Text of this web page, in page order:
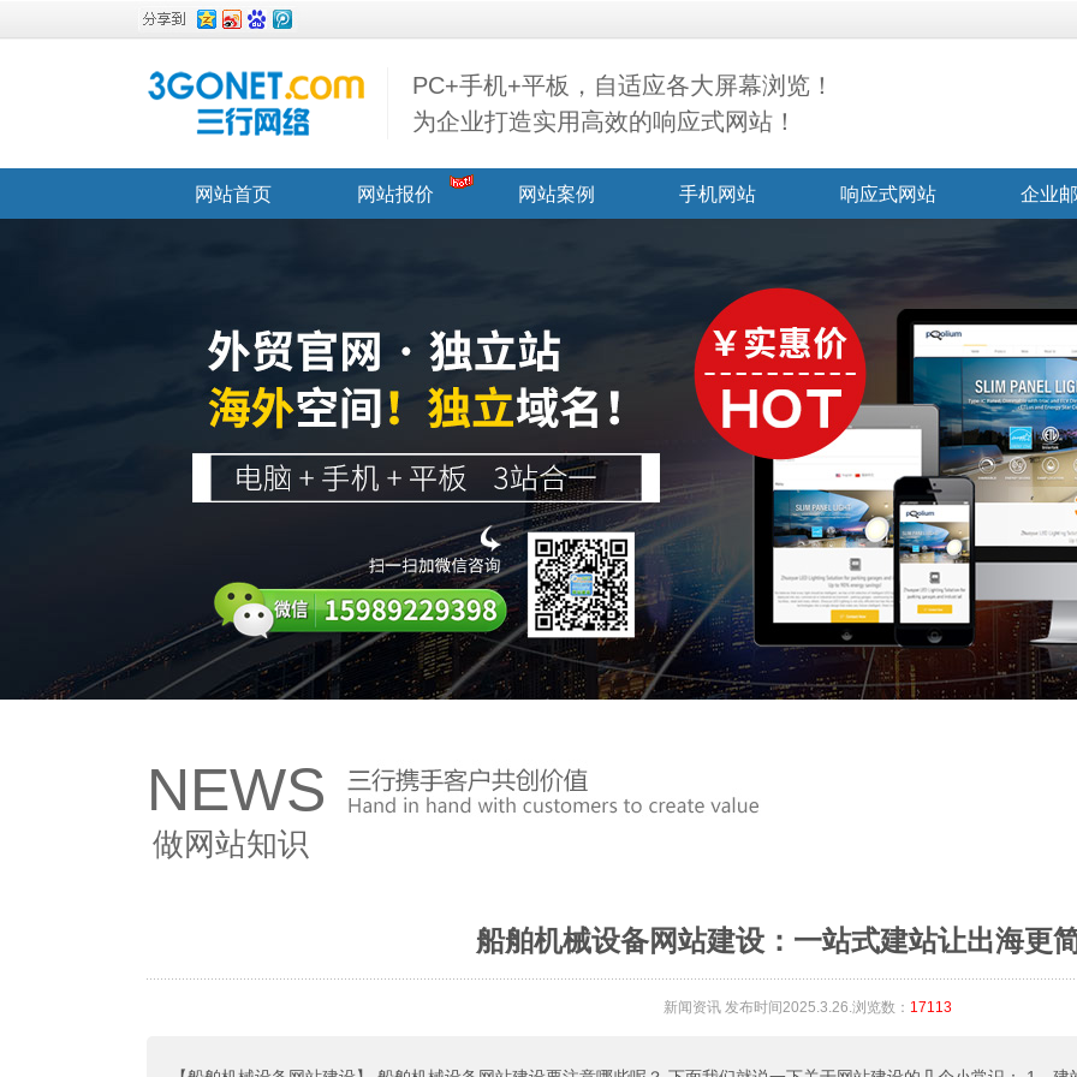
PC+手机+平板，自适应各大屏幕浏览！
为企业打造实用高效的响应式网站！
网站首页 网站报价 网站案例 手机网站 响应式网站 企业
NEWS
做网站知识
船舶机械设备网站建设：一站式建站让出海更
新闻资讯 发布时间2025.3.26.浏览数： 17113